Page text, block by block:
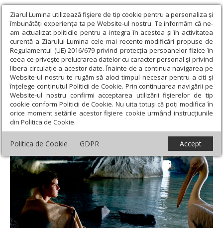
Ziarul Lumina utilizează fişiere de tip cookie pentru a personaliza și
îmbunătăți experiența ta pe Website-ul nostru. Te informăm că ne-
am actualizat politicile pentru a integra în acestea și în activitatea
curentă a Ziarului Lumina cele mai recente modificări propuse de
Regulamentul (UE) 2016/679 privind protecția persoanelor fizice în
ceea ce privește prelucrarea datelor cu caracter personal și privind
libera circulație a acestor date. Înainte de a continua navigarea pe
Website-ul nostru te rugăm să aloci timpul necesar pentru a citi și
înțelege conținutul Politicii de Cookie. Prin continuarea navigării pe
Website-ul nostru confirmi acceptarea utilizării fişierelor de tip
cookie conform Politicii de Cookie. Nu uita totuși că poți modifica în
orice moment setările acestor fişiere cookie urmând instrucțiunile
din Politica de Cookie.
Politica de Cookie GDPR Accept
Ziarul Lumina › Opinii › Repere și idei › Un film despre copii și
animale: „Pelicanul Nicostratos”
Un film despre copii și animale: „Pelicanul
Nicostratos”